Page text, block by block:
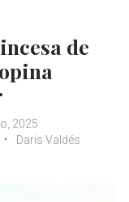
de
2025
Daris Valdés